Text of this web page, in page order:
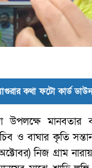
কথা ফটো কার্ড
উপলক্ষে মানবতার
ও বাঘার কৃতি সন্তান
নিজ গ্রাম